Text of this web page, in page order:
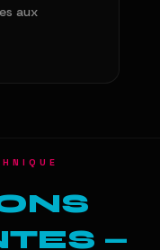
aux
—